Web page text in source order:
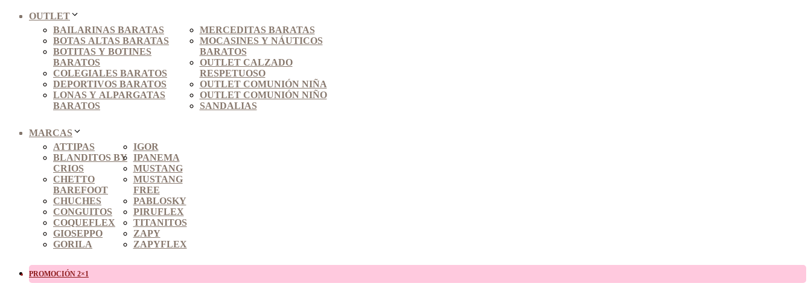
OUTLET
BAILARINAS BARATAS
BOTAS ALTAS BARATAS
BOTITAS Y BOTINES
BARATOS
COLEGIALES BARATOS
DEPORTIVOS BARATOS
LONAS Y ALPARGATAS
BARATOS
MERCEDITAS BARATAS
MOCASINES Y NÁUTICOS
BARATOS
OUTLET CALZADO
RESPETUOSO
OUTLET COMUNIÓN NIÑA
OUTLET COMUNIÓN NIÑO
SANDALIAS
MARCAS
ATTIPAS
BLANDITOS BY
CRIOS
CHETTO
BAREFOOT
CHUCHES
CONGUITOS
COQUEFLEX
GIOSEPPO
GORILA
IGOR
IPANEMA
MUSTANG
MUSTANG
FREE
PABLOSKY
PIRUFLEX
TITANITOS
ZAPY
ZAPYFLEX
PROMOCIÓN 2×1